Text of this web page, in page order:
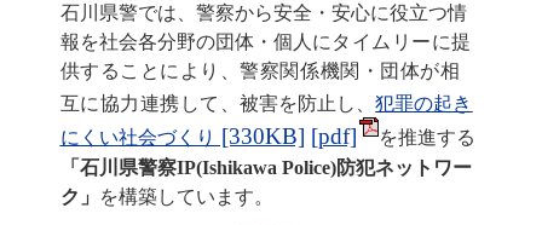
石川県警では、警察から安全・安心に役立つ情
報を社会各分野の団体・個人 にタイムリーに提
供することにより、警察関係機関・団体が相
互に協力連携して、被害を防止し、犯罪の起き
にくい社会づくり [330KB]
を推進する
「石川県警察IP(Ishikawa Police)防犯ネットワー
ク」
を構築しています。